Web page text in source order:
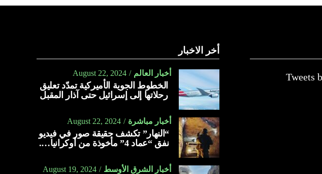
Tweets
أخر الاخبار
أخبار العالم August 22, 2024
الخطوط الجوية الأميركية تمدّد تعليق
رحلاتها إلى إسرائيل حتى آذار المقبل
أخبار مباشرة August 22, 2024
“النهار” تكشف حقيقة صور في فيديو
نفق “عماد 4” مأخوذة من أوكرانيا….
أخبار الشرق الأوسط August 19, 2024